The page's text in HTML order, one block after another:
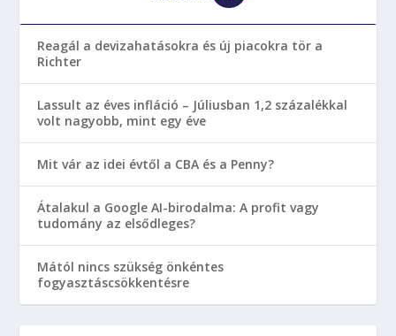
Reagál a devizahatásokra és új piacokra tör a
Richter
Lassult az éves infláció – Júliusban 1,2 százalékkal
volt nagyobb, mint egy éve
Mit vár az idei évtől a CBA és a Penny?
Átalakul a Google AI-birodalma: A profit vagy
tudomány az elsődleges?
Mától nincs szükség önkéntes
fogyasztáscsökkentésre